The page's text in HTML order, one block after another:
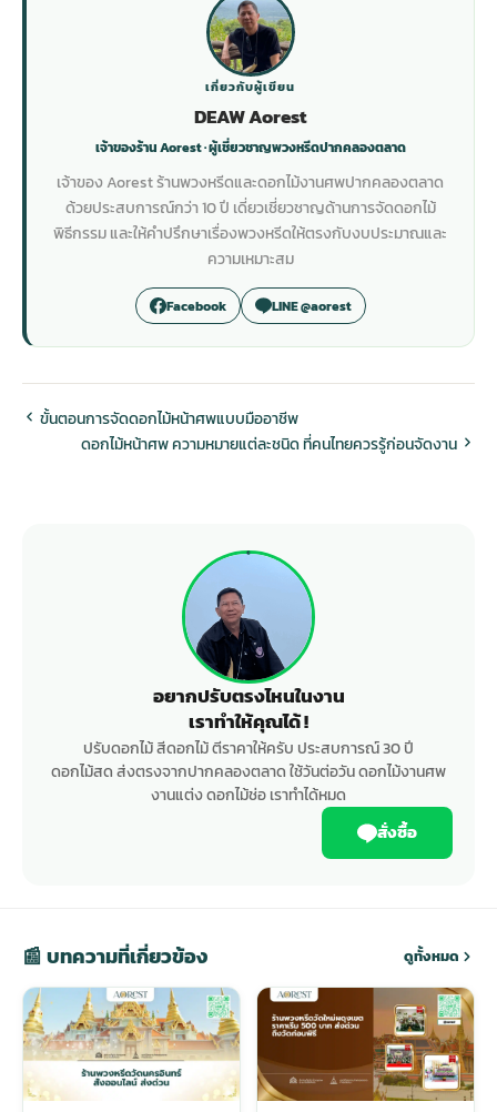
เกี่ยวกับผู้เขียน
DEAW Aorest
เจ้าของร้าน Aorest · ผู้เชี่ยวชาญพวงหรีดปากคลองตลาด
เจ้าของ Aorest ร้านพวงหรีดและดอกไม้งานศพปากคลองตลาด
ด้วยประสบการณ์กว่า 10 ปี เดี่ยวเชี่ยวชาญด้านการจัดดอกไม้
พิธีกรรม และให้คำปรึกษาเรื่องพวงหรีดให้ตรงกับงบประมาณและ
ความเหมาะสม
Facebook LINE @aorest
ขั้นตอนการจัดดอกไม้หน้าศพแบบมืออาชีพ
ดอกไม้หน้าศพ ความหมายแต่ละชนิด ที่คนไทยควรรู้ก่อนจัดงาน
อยากปรับตรงไหนในงาน
เราทำให้คุณได้ !
ปรับดอกไม้ สีดอกไม้ ตีราคาให้ครับ ประสบการณ์ 30 ปี
ดอกไม้สด ส่งตรงจากปากคลองตลาด ใช้วันต่อวัน ดอกไม้งานศพ
งานแต่ง ดอกไม้ช่อ เราทำได้หมด
สั่งซื้อ
📰 บทความที่เกี่ยวข้อง ดูทั้งหมด